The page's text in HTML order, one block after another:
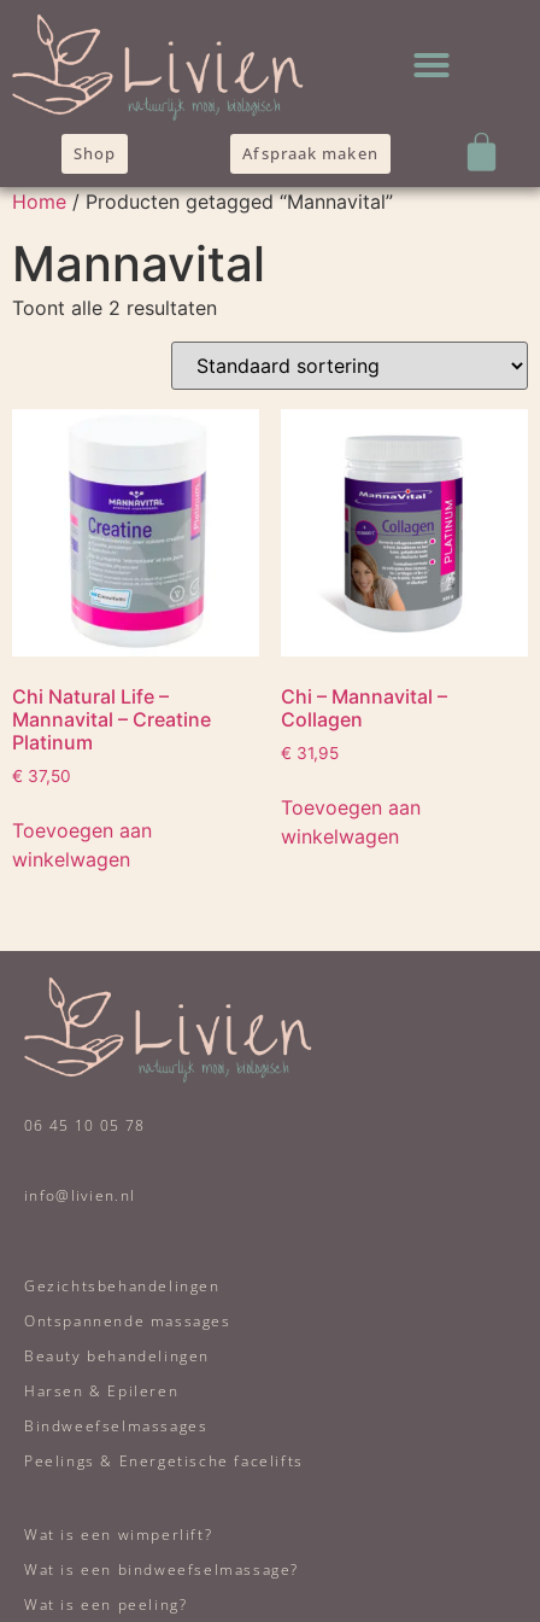
Shop Afspraak maken
Home/ Producten getagged “Mannavital”
Mannavital
Toont alle 2 resultaten
Chi Natural Life –
Mannavital – Creatine
Platinum
€ 37,50
Toevoegen aan
winkelwagen
Chi – Mannavital –
Collagen
€ 31,95
Toevoegen aan
winkelwagen
06 45 10 05 78
info@livien.nl
Gezichtsbehandelingen
Ontspannende massages
Beauty behandelingen
Harsen & Epileren
Bindweefselmassages
Peelings & Energetische facelifts
Wat is een wimperlift?
Wat is een bindweefselmassage?
Wat is een peeling?